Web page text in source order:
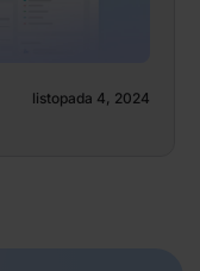
listopada 4, 2024